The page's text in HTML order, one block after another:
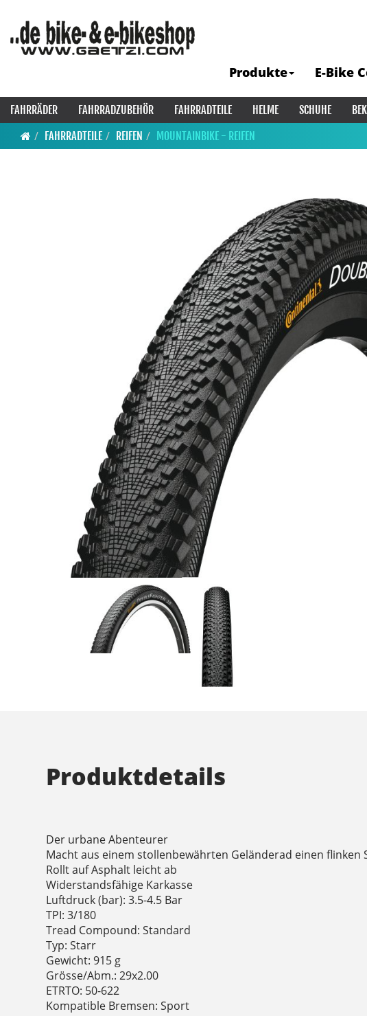
Produkte E-Bike
FAHRRÄDER FAHRRADZUBEHÖR FAHRRADTEILE HELME SCHUHE
FAHRRADTEILE
REIFEN MOUNTAINBIKE - REIFEN
Produktdetails
Der urbane Abenteurer
Macht aus einem stollenbewährten Geländerad einen flinken
Rollt auf Asphalt leicht ab
Widerstandsfähige Karkasse
Luftdruck (bar): 3.5-4.5 Bar
TPI: 3/180
Tread Compound: Standard
Typ: Starr
Gewicht: 915 g
Grösse/Abm.: 29x2.00
ETRTO: 50-622
Kompatible Bremsen: Sport